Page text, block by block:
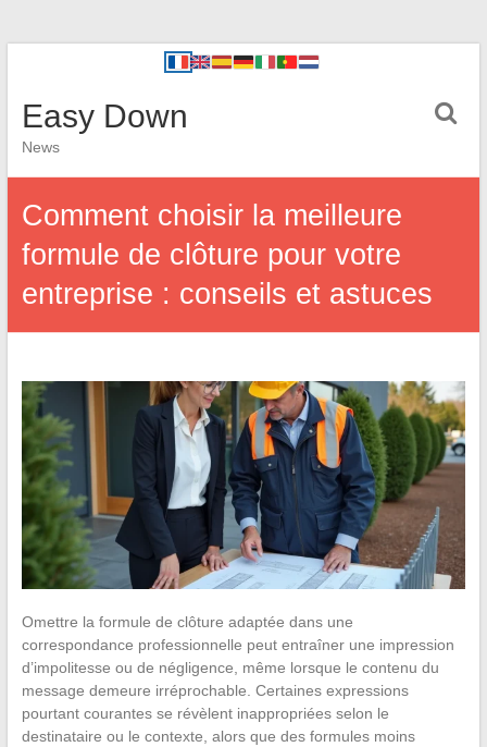
Easy Down
News
Comment choisir la meilleure
formule de clôture pour votre
entreprise : conseils et astuces
Omettre la formule de clôture adaptée dans une
correspondance professionnelle peut entraîner une impression
d’impolitesse ou de négligence, même lorsque le contenu du
message demeure irréprochable. Certaines expressions
pourtant courantes se révèlent inappropriées selon le
destinataire ou le contexte, alors que des formules moins